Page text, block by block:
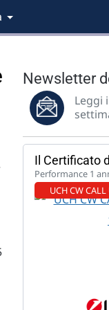
Newsletter
Leggi
Il Certificato
Performance 1
UCH CW